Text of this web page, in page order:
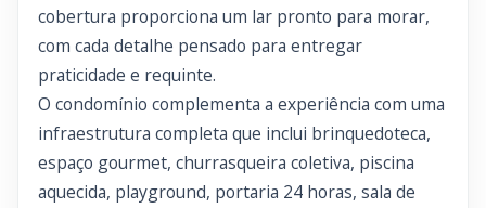
cobertura proporciona um lar pronto para morar,
com cada detalhe pensado para entregar
praticidade e requinte.
O condomínio complementa a experiência com uma
infraestrutura completa que inclui brinquedoteca,
espaço gourmet, churrasqueira coletiva, piscina
aquecida, playground, portaria 24 horas, sala de